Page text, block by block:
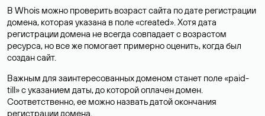
В Whois можно проверить возраст сайта по дате регистрации
домена, которая указана в поле «created». Хотя дата
регистрации домена не всегда совпадает с возрастом
ресурса, но все же помогает примерно оценить, когда был
создан сайт.
Важным для заинтересованных доменом станет поле «paid-
till» с указанием даты, до которой оплачен домен.
Соответственно, ее можно назвать датой окончания
регистрации домена.